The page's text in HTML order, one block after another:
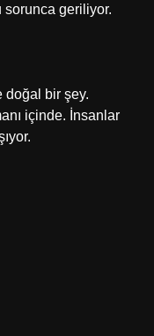
geriliyor.
doğal bir şey.
içinde. İnsanlar